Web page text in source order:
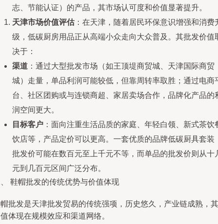
志、节能认证）的产品，其市场认可度和价值显著提升。
天津市场价值评估：在天津，随着居民环保意识增强和消费
级，低碳厨房用品正从高端小众走向大众普及。其批发价值
决于：
渠道 ：通过大型批发市场（如王顶堤商贸城、天津国际商贸
城）走量，单品利润可能较低，但靠周转率取胜；通过电商
台、社区团购或与连锁商超、家居卖场合作，品牌化产品的
润空间更大。
目标客户 ：面向注重生活品质的家庭、年轻白领、新式茶饮
饮店等，产品定价可以更高。一套优质的品牌低碳厨具套装
批发价可能在数百元至上千元不等，而单品的批发价则从十
元到几百元区间广泛分布。
鞋帽批发的传统优势与价值体现
批发是天津批发贸易的传统强项，历史悠久，产业链成熟，其
体现在规模效应和渠道网络。